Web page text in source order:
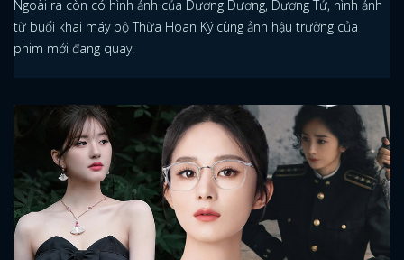
Ngoài ra còn có hình ảnh của Dương Dương, Dương Tử, hình ảnh
từ buổi khai máy bộ Thừa Hoan Ký cùng ảnh hậu trường của
phim mới đang quay.